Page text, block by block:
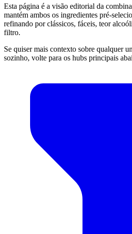
Esta página é a visão editorial da
mantém ambos os ingredientes pré-
refinando por clássicos, fáceis, teor
filtro.
Se quiser mais contexto sobre qualquer
sozinho, volte para os hubs principais